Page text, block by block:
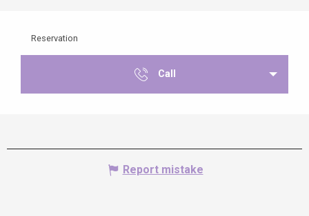
Reservation
Call
Report mistake